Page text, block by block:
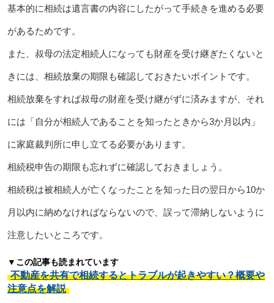
基本的に相続は遺言書の内容にしたがって手続きを進める必要
があるためです。
また、叔母の法定相続人になっても財産を受け継ぎたくないと
きには、相続放棄の期限も確認しておきたいポイントです。
相続放棄をすれば叔母の財産を受け継がずに済みますが、それ
には「自分が相続人であることを知ったときから3か月以内」
に家庭裁判所に申し立てる必要があります。
相続税申告の期限も忘れずに確認しておきましょう。
相続税は被相続人が亡くなったことを知った日の翌日から10か
月以内に納めなければならないので、誤って滞納しないように
注意したいところです。
▼この記事も読まれています
不動産を共有で相続するとトラブルが起きやすい？概要や
注意点を解説